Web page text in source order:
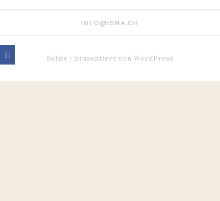
Belise | präsentiert vonWordPress
INFO@ISNA.CH